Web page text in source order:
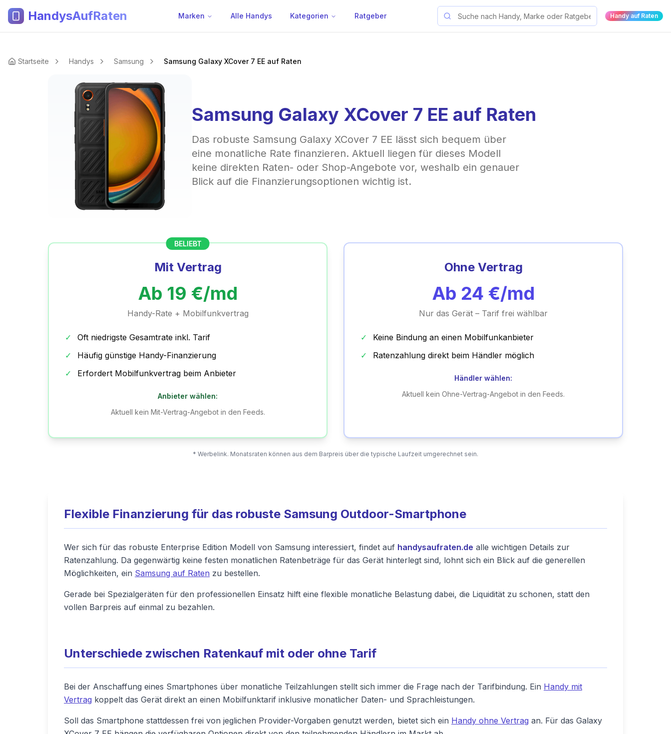
HandysAufRaten Marken Alle Handys Kategorien Ratgeber Handy auf Raten
Startseite Handys Samsung Samsung Galaxy XCover 7 EE auf Raten
Samsung Galaxy XCover 7 EE auf Raten
Das robuste Samsung Galaxy XCover 7 EE lässt sich bequem über
eine monatliche Rate finanzieren. Aktuell liegen für dieses Modell
keine direkten Raten- oder Shop-Angebote vor, weshalb ein genauer
Blick auf die Finanzierungsoptionen wichtig ist.
BELIEBT
Mit Vertrag
Ab 19 €/md
Handy-Rate + Mobilfunkvertrag
✓
Oft niedrigste Gesamtrate inkl. Tarif
✓
Häufig günstige Handy-Finanzierung
✓
Erfordert Mobilfunkvertrag beim Anbieter
Anbieter wählen:
Aktuell kein Mit-Vertrag-Angebot in den Feeds.
Ohne Vertrag
Ab 24 €/md
Nur das Gerät – Tarif frei wählbar
✓
Keine Bindung an einen Mobilfunkanbieter
✓
Ratenzahlung direkt beim Händler möglich
Händler wählen:
Aktuell kein Ohne-Vertrag-Angebot in den Feeds.
* Werbelink. Monatsraten können aus dem Barpreis über die typische Laufzeit umgerechnet sein.
Flexible Finanzierung für das robuste Samsung Outdoor-Smartphone
Wer sich für das robuste Enterprise Edition Modell von Samsung interessiert, findet auf handysaufraten.de alle wichtigen Details zur
Ratenzahlung. Da gegenwärtig keine festen monatlichen Ratenbeträge für das Gerät hinterlegt sind, lohnt sich ein Blick auf die generellen
Möglichkeiten, ein Samsung auf Raten zu bestellen.
Gerade bei Spezialgeräten für den professionellen Einsatz hilft eine flexible monatliche Belastung dabei, die Liquidität zu schonen, statt den
vollen Barpreis auf einmal zu bezahlen.
Unterschiede zwischen Ratenkauf mit oder ohne Tarif
Bei der Anschaffung eines Smartphones über monatliche Teilzahlungen stellt sich immer die Frage nach der Tarifbindung. Ein Handy mit
Vertrag koppelt das Gerät direkt an einen Mobilfunktarif inklusive monatlicher Daten- und Sprachleistungen.
Soll das Smartphone stattdessen frei von jeglichen Provider-Vorgaben genutzt werden, bietet sich ein Handy ohne Vertrag an. Für das Galaxy